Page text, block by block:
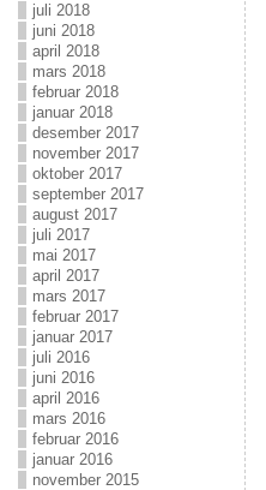
juli 2018
juni 2018
april 2018
mars 2018
februar 2018
januar 2018
desember 2017
november 2017
oktober 2017
september 2017
august 2017
juli 2017
mai 2017
april 2017
mars 2017
februar 2017
januar 2017
juli 2016
juni 2016
april 2016
mars 2016
februar 2016
januar 2016
november 2015